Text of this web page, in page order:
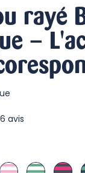
rayé
–
6avis
BLANC / LAYETTE
BLANC /FUSHIA